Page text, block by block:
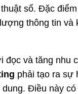
số. Đặc
thông tin và
đọc và tăng nhu
phải tạo ra sự
Điều này có